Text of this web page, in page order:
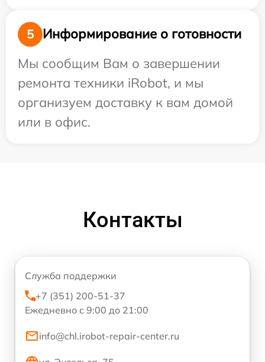
5
Информирование о готовности
Мы сообщим Вам о завершении
ремонта техники iRobot, и мы
организуем доставку к вам домой
или в офис.
Контакты
Служба поддержки
+7 (351) 200-51-37
Ежедневно с 9:00 до 21:00
info@chl.irobot-repair-center.ru